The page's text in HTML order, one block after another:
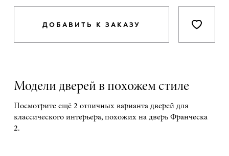
ДОБАВИТЬ К ЗАКАЗУ
Модели дверей в похожем стиле
Посмотрите ещё 2 отличных варианта дверей для
классического интерьера, похожих на дверь Франческа
2.